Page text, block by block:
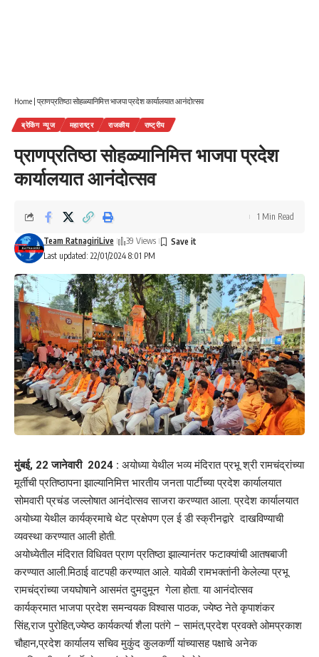
Home | प्राणप्रतिष्ठा सोहळ्यानिमित्त भाजपा प्रदेश कार्यालयात आनंदोत्सव
ब्रेकिंग न्यूज महाराष्ट्र राजकीय राष्ट्रीय
प्राणप्रतिष्ठा सोहळ्यानिमित्त भाजपा प्रदेश
कार्यालयात आनंदोत्सव
Last updated: 22/01/2024 8:01 PM
Team RatnagiriLive 39 Views
1 Min Read
मुंबई, 22जानेवारी 2024 : अयोध्या येथील भव्य मंदिरात प्रभू श्री रामचंद्रांच्या
मूर्तीची प्रतिष्ठापना झाल्यानिमित्त भारतीय जनता पार्टीच्या प्रदेश कार्यालयात
सोमवारी प्रचंड जल्लोषात आनंदोत्सव साजरा करण्यात आला. प्रदेश कार्यालयात
अयोध्या येथील कार्यक्रमाचे थेट प्रक्षेपण एल ई डी स्क्रीनद्वारे दाखविण्याची
व्यवस्था करण्यात आली होती.
अयोध्येतील मंदिरात विधिवत प्राण प्रतिष्ठा झाल्यानंतर फटाक्यांची आतषबाजी
करण्यात आली.मिठाई वाटपही करण्यात आले. यावेळी रामभक्तांनी केलेल्या प्रभू
रामचंद्रांच्या जयघोषाने आसमंत दुमदुमून गेला होता. या आनंदोत्सव
कार्यक्रमात भाजपा प्रदेश समन्वयक विश्वास पाठक, ज्येष्ठ नेते कृपाशंकर
सिंह,राज पुरोहित,ज्येष्ठ कार्यकर्त्या शैला पतंगे – सामंत,प्रदेश प्रवक्ते ओमप्रकाश
चौहान,प्रदेश कार्यालय सचिव मुकुंद कुलकर्णी यांच्यासह पक्षाचे अनेक